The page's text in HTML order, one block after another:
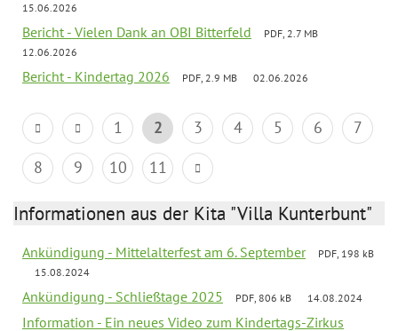
15.06.2026
Bericht - Vielen Dank an OBI Bitterfeld
PDF, 2.7 MB
12.06.2026
Bericht - Kindertag 2026 PDF, 2.9 MB 02.06.2026
1 2 3 4 5 6
7
8
9 10 11
Informationen aus der Kita "Villa Kunterbunt"
Ankündigung - Mittelalterfest am 6. September
PDF, 198 kB
15.08.2024
Ankündigung - Schließtage 2025 PDF, 806 kB 14.08.2024
Information - Ein neues Video zum Kindertags-Zirkus